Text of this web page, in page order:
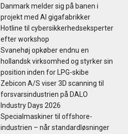
Danmark melder sig på banen i
projekt med AI gigafabrikker
Hotline til cybersikkerhedseksperter
efter workshop
Svanehøj opkøber endnu en
hollandsk virksomhed og styrker sin
position inden for LPG-skibe
Zebicon A/S viser 3D scanning til
forsvarsindustrien på DALO
Industry Days 2026
Specialmaskiner til offshore-
industrien – når standardløsninger